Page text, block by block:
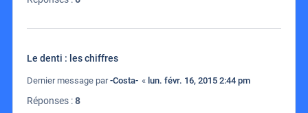
Le denti : les chiffres
Dernier message par-Costa- « lun. févr. 16, 2015 2:44 pm
Réponses :8